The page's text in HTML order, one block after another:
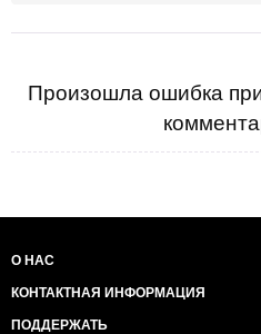
Произошла ошибка
О НАС
КОНТАКТНАЯ ИНФОРМАЦИЯ
ПОДДЕРЖАТЬ